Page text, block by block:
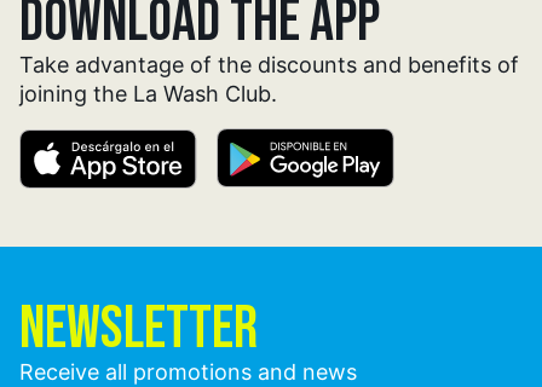
DOWNLOAD THE APP
Take advantage of the discounts and benefits of
joining the La Wash Club.
NEWSLETTER
Receive all promotions and news